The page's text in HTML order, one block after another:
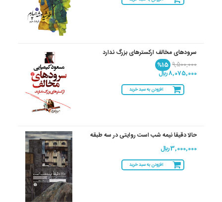
سرودهای مخالف ارکسترهای بزرگ ندارد
9,500,000
%15
8,075,000 ريال
افزودن به سبد خرید
حالا دقیقا نیمه شب است روایتی در سه طبقه
3,000,000 ريال
افزودن به سبد خرید